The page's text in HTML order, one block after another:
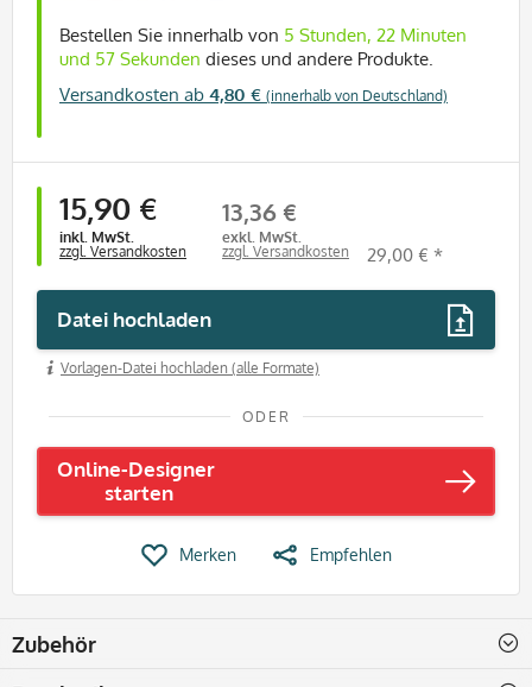
Bestellen Sie innerhalb von 5 Stunden, 22 Minuten
und 56 Sekunden dieses und andere Produkte.
Versandkosten ab 4,80 € (innerhalb von Deutschland)
15,90 €
inkl. MwSt.
zzgl. Versandkosten
13,36 €
exkl. MwSt.
zzgl. Versandkosten
29,00 € *
Datei hochladen
Vorlagen-Datei hochladen (alle Formate)
ODER
Online-Designer
starten
Merken Empfehlen
Zubehör